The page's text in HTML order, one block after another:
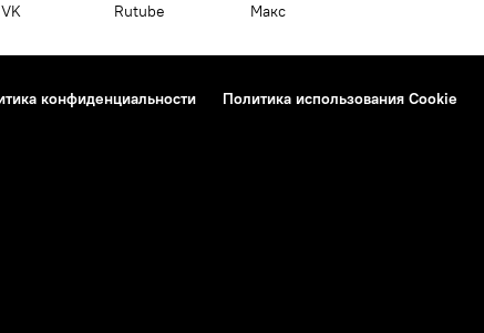
VK Rutube Макс
конфиденциальности Политика использования Cookie